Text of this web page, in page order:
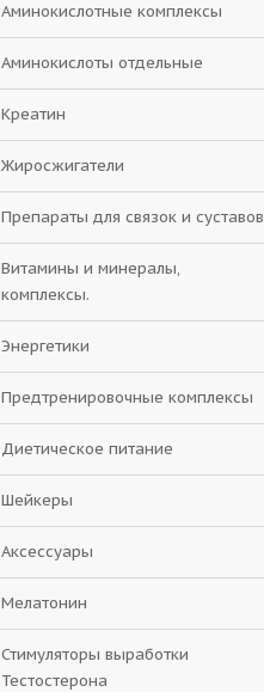
Аминокислотные комплексы
Аминокислоты отдельные
Креатин
Жиросжигатели
Препараты для связок и суставов
Витамины и минералы,
комплексы.
Энергетики
Предтренировочные комплексы
Диетическое питание
Шейкеры
Аксессуары
Мелатонин
Стимуляторы выработки
Тестостерона